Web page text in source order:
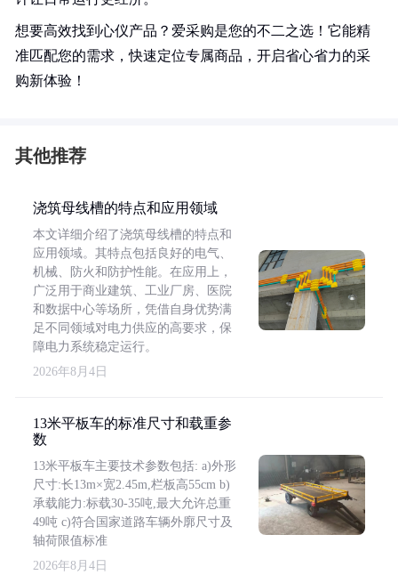
想要高效找到心仪产品？爱采购是您的不二之选！它能精
准匹配您的需求，快速定位专属商品，开启省心省力的采
购新体验！
其他推荐
浇筑母线槽的特点和应用领域
本文详细介绍了浇筑母线槽的特点和
应用领域。其特点包括良好的电气、
机械、防火和防护性能。在应用上，
广泛用于商业建筑、工业厂房、医院
和数据中心等场所，凭借自身优势满
足不同领域对电力供应的高要求，保
障电力系统稳定运行。
2026年8月4日
13米平板车的标准尺寸和载重参
数
13米平板车主要技术参数包括: a)外形
尺寸:长13m×宽2.45m,栏板高55cm b)
承载能力:标载30-35吨,最大允许总重
49吨 c)符合国家道路车辆外廓尺寸及
轴荷限值标准
2026年8月4日